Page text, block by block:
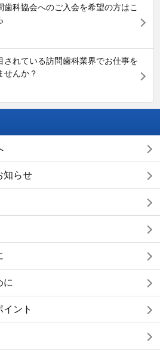
歯科協会へのご入会を希望の方はこ
されている訪問歯科業界でお仕事を
せんか？
知らせ
に
ント